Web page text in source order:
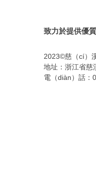
致力於提供優
2023©慈（cí）
地址：浙江省慈
電（diàn）話：